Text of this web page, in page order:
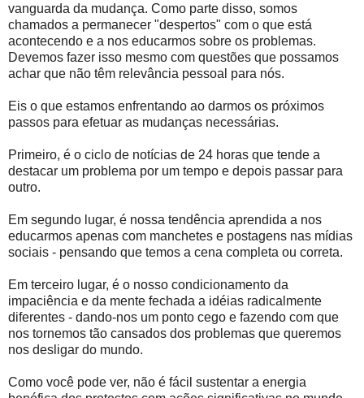
vanguarda da mudança. Como parte disso, somos
chamados a permanecer "despertos" com o que está
acontecendo e a nos educarmos sobre os problemas.
Devemos fazer isso mesmo com questões que possamos
achar que não têm relevância pessoal para nós.
Eis o que estamos enfrentando ao darmos os próximos
passos para efetuar as mudanças necessárias.
Primeiro, é o ciclo de notícias de 24 horas que tende a
destacar um problema por um tempo e depois passar para
outro.
Em segundo lugar, é nossa tendência aprendida a nos
educarmos apenas com manchetes e postagens nas mídias
sociais - pensando que temos a cena completa ou correta.
Em terceiro lugar, é o nosso condicionamento da
impaciência e da mente fechada a idéias radicalmente
diferentes - dando-nos um ponto cego e fazendo com que
nos tornemos tão cansados ​​dos problemas que queremos
nos desligar do mundo.
Como você pode ver, não é fácil sustentar a energia